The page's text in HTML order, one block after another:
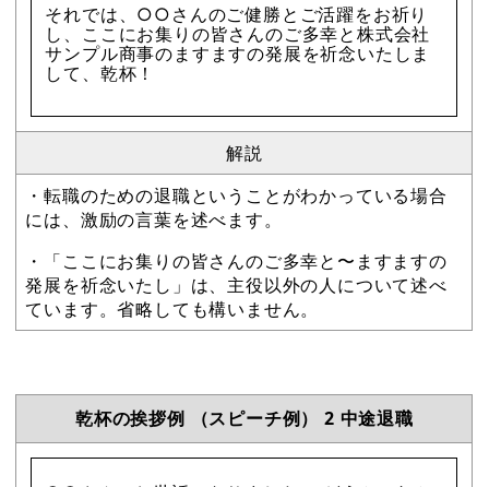
それでは、○○さんのご健勝とご活躍をお祈り
し、ここにお集りの皆さんのご多幸と株式会社
サンプル商事のますますの発展を祈念いたしま
して、乾杯！
解説
・転職のための退職ということがわかっている場合
には、激励の言葉を述べます。
・「ここにお集りの皆さんのご多幸と〜ますますの
発展を祈念いたし」は、主役以外の人について述べ
ています。省略しても構いません。
乾杯の挨拶例 （スピーチ例） 2 中途退職